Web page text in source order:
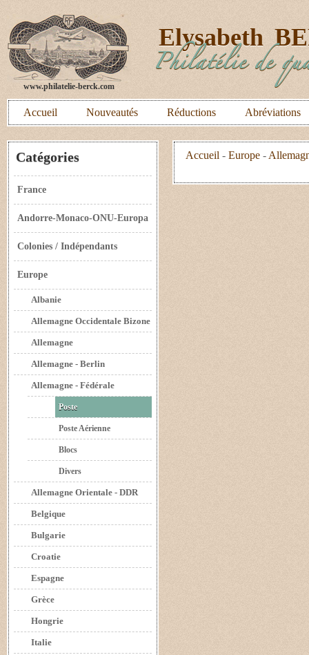
www.philatelie-berck.com
Elysabeth
Philatélie de
Accueil Nouveautés Réductions Abréviations
Catégories
France
Andorre-Monaco-ONU-Europa
Colonies / Indépendants
Europe
Albanie
Allemagne Occidentale Bizone
Allemagne
Allemagne - Berlin
Allemagne - Fédérale
Poste
Poste Aérienne
Blocs
Divers
Allemagne Orientale - DDR
Belgique
Bulgarie
Croatie
Espagne
Grèce
Hongrie
Italie
Accueil - Europe -